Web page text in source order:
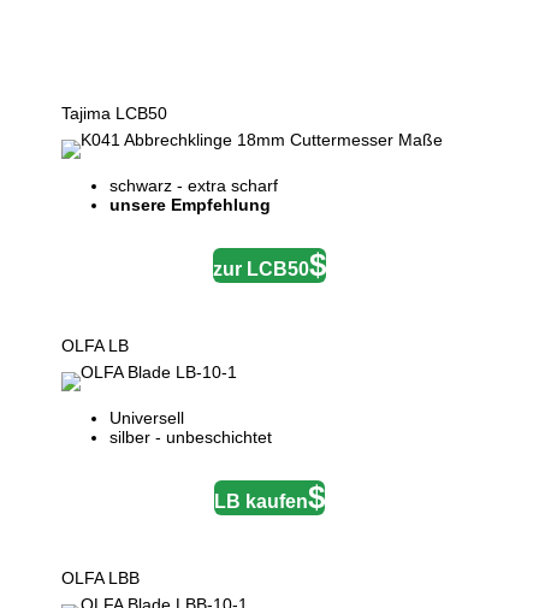
Tajima LCB50
schwarz - extra scharf
unsere Empfehlung
zur LCB50
OLFA LB
Universell
silber - unbeschichtet
LB kaufen
OLFA LBB